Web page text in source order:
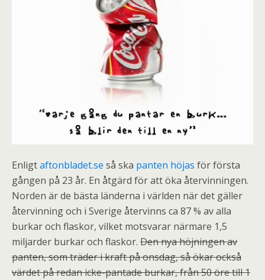
Enligtaftonbladet.se så ska panten höjas för första
gången på 23 år. En åtgärd för att öka återvinningen.
Norden är de bästa länderna i världen när det gäller
återvinning och i Sverige återvinns ca 87 % av alla
burkar och flaskor, vilket motsvarar närmare 1,5
miljarder burkar och flaskor. Den nya höjningen av
panten, som träder i kraft på onsdag, så ökar också
värdet på redan icke-pantade burkar, från 50 öre till 1